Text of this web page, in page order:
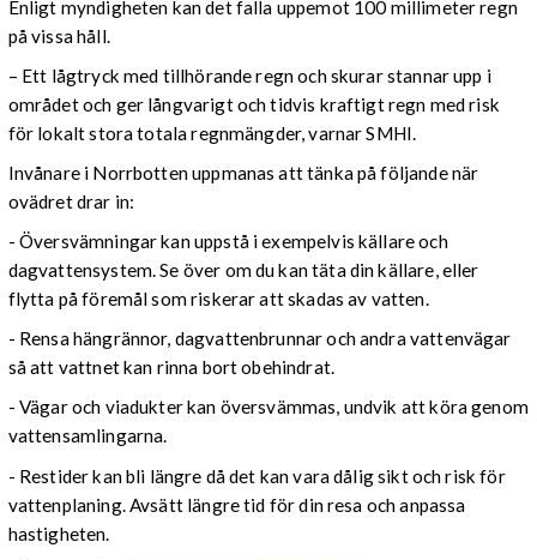
Enligt myndigheten kan det falla uppemot 100 millimeter regn
på vissa håll.
– Ett lågtryck med tillhörande regn och skurar stannar upp i
området och ger långvarigt och tidvis kraftigt regn med risk
för lokalt stora totala regnmängder, varnar SMHI.
Invånare i Norrbotten uppmanas att tänka på följande när
ovädret drar in:
- Översvämningar kan uppstå i exempelvis källare och
dagvattensystem. Se över om du kan täta din källare, eller
flytta på föremål som riskerar att skadas av vatten.
- Rensa hängrännor, dagvattenbrunnar och andra vattenvägar
så att vattnet kan rinna bort obehindrat.
- Vägar och viadukter kan översvämmas, undvik att köra genom
vattensamlingarna.
- Restider kan bli längre då det kan vara dålig sikt och risk för
vattenplaning. Avsätt längre tid för din resa och anpassa
hastigheten.